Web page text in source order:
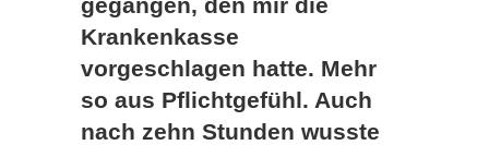
Krankenkasse
vorgeschlagen hatte. Mehr
so aus Pflichtgefühl. Auch
nach zehn Stunden wusste